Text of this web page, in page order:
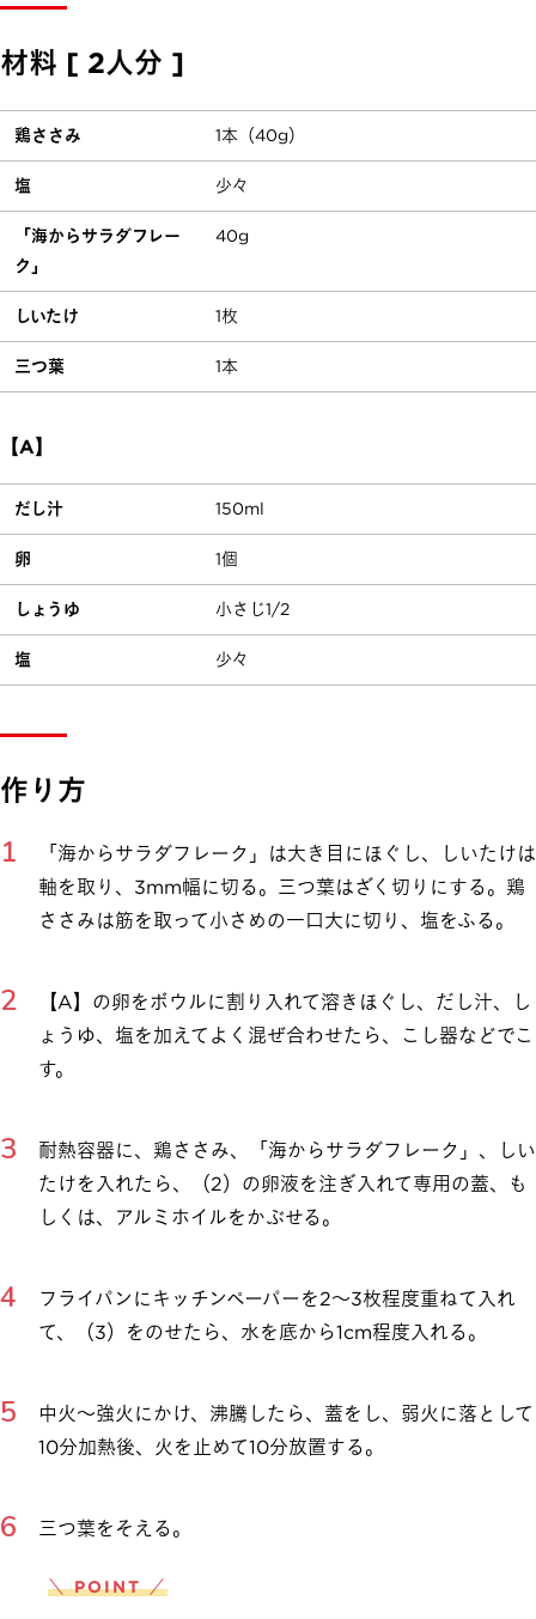
材料 [ 2人分 ]
鶏ささみ 1本（40g）
塩 少々
「海からサラダフレー
ク」
40g
しいたけ 1枚
三つ葉 1本
【A】
だし汁 150ml
卵 1個
しょうゆ 小さじ1/2
塩 少々
作り方
「海からサラダフレーク」は大き目にほぐし、しいたけは
軸を取り、3mm幅に切る。三つ葉はざく切りにする。鶏
ささみは筋を取って小さめの一口大に切り、塩をふる。
【A】の卵をボウルに割り入れて溶きほぐし、だし汁、し
ょうゆ、塩を加えてよく混ぜ合わせたら、こし器などでこ
す。
耐熱容器に、鶏ささみ、「海からサラダフレーク」、しい
たけを入れたら、（2）の卵液を注ぎ入れて専用の蓋、も
しくは、アルミホイルをかぶせる。
フライパンにキッチンペーパーを2～3枚程度重ねて入れ
て、（3）をのせたら、水を底から1cm程度入れる。
中火～強火にかけ、沸騰したら、蓋をし、弱火に落として
10分加熱後、火を止めて10分放置する。
三つ葉をそえる。
＼ POINT ／